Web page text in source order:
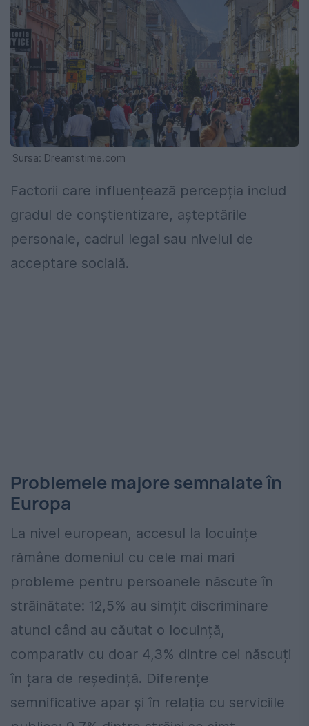
Sursa: Dreamstime.com
Factorii care influențează percepția includ
gradul de conștientizare, așteptările
personale, cadrul legal sau nivelul de
acceptare socială.
Problemele majore semnalate în
Europa
La nivel european, accesul la locuințe
rămâne domeniul cu cele mai mari
probleme pentru persoanele născute în
străinătate: 12,5% au simțit discriminare
atunci când au căutat o locuință,
comparativ cu doar 4,3% dintre cei născuți
în țara de reședință. Diferențe
semnificative apar și în relația cu serviciile